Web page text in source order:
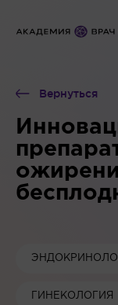
Вернуться
ГИНЕКОЛОГИЯ